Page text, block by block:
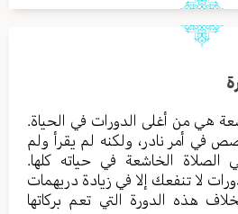
هي من أغلى الدورات في الحياة.
في أمر نادر، ولكنه لم يقرأ ولم
الخاشعة في حياته كلها.
لا تنفعك إلا في زيادة دريهمات
هذه الدورة التي تعم بركاتها